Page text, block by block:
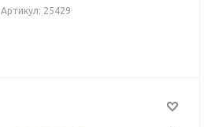
Артикул: 25429